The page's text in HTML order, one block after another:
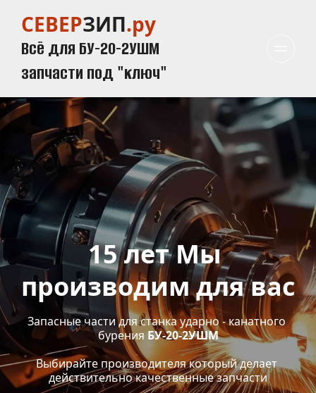
СЕВЕРЗИП.ру
Всё для БУ-20-2УШМ
запчасти под "ключ"
15 лет Мы
производим для вас
Запасные части для станка ударно - канатного
бурения БУ-20-2УШМ
Выбирайте производителя который делает
действительно качественные запчасти